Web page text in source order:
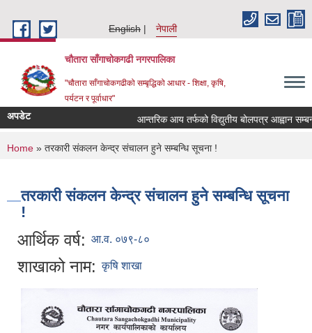
English
नेपाली
चौतारा साँगाचोकगढी नगरपालिका
"चौतारा साँगाचोकगढीको सम्बृद्धिको आधार - शिक्षा, कृषि,
पर्यटन र पूर्वाधार"
अपडेट आन्तरिक आय तर्फको विद्युतीय बोलपत्र आह्वान सम्बन्धी
You are here
Home » तरकारी संकलन केन्द्र संचालन हुने सम्बन्धि सूचना !
तरकारी संकलन केन्द्र संचालन हुने सम्बन्धि सूचना
!
आर्थिक वर्ष: आ.व. ०७९-८०
शाखाको नाम: कृषि शाखा